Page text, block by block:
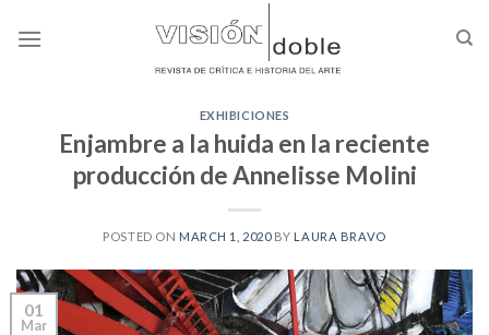
EXHIBICIONES
Enjambre a la huida en la reciente
producción de Annelisse Molini
POSTED ON MARCH 1, 2020BY LAURA BRAVO
01
Mar